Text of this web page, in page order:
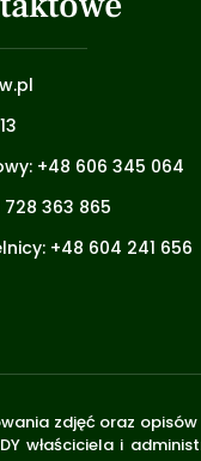
+48 606 345 064
363 865
+48 604 241 656
zdjęć oraz
właściciela i